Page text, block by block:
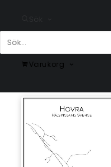
Varukorg
Runemo
Fr. 200.00